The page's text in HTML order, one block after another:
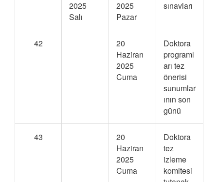
2025
Salı
2025
Pazar
sınavları
42
20
Haziran
2025
Cuma
Doktora
programl
arı tez
önerisi
sunumlar
ının son
günü
43
20
Haziran
2025
Cuma
Doktora
tez
izleme
komitesi